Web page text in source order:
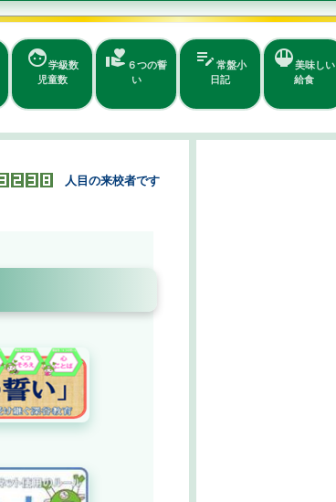
face学級数
児童数
volunteer_activism ６つの誓
い
edit_note 常盤小
日記
rice_bowl美味しい
給食
人目の来校者です